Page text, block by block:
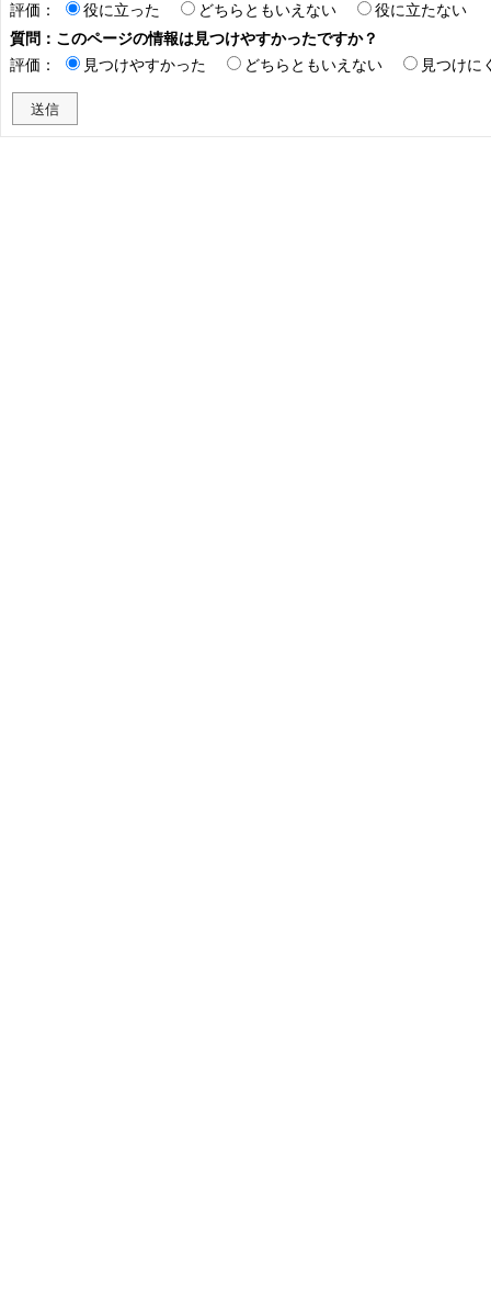
評価：
役に立った どちらともいえない
役に立たない
質問：このページの情報は見つけやすかったですか？
評価：
見つけやすかった どちらともいえない 見つけに